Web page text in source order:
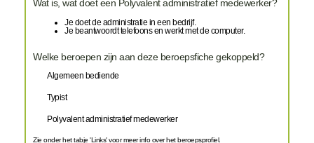
Wat is, wat doet een Polyvalent administratief medewerker?
Je doet de administratie in een bedrijf.
Je beantwoordt telefoons en werkt met de computer.
Welke beroepen zijn aan deze beroepsfiche gekoppeld?
Algemeen bediende
Typist
Polyvalent administratief medewerker
Zie onder het tabje 'Links' voor meer info over het beroepsprofiel.